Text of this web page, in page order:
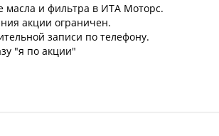
масла и фильтра в ИТА Моторс.
акции ограничен.
записи по телефону.
"я по акции"